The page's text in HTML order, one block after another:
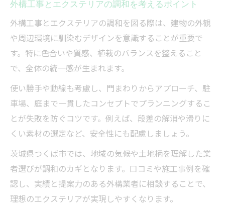
外構工事とエクステリアの調和を考えるポイント
外構工事とエクステリアの調和を図る際は、建物の外観
や周辺環境に馴染むデザインを意識することが重要で
す。特に色合いや質感、植栽のバランスを整えること
で、全体の統一感が生まれます。
使い勝手や動線も考慮し、門まわりからアプローチ、駐
車場、庭まで一貫したコンセプトでプランニングするこ
とが失敗を防ぐコツです。例えば、段差の解消や滑りに
くい素材の選定など、安全性にも配慮しましょう。
茨城県つくば市では、地域の気候や土地柄を理解した業
者選びが調和のカギとなります。口コミや施工事例を確
認し、実績と提案力のある外構業者に相談することで、
理想のエクステリアが実現しやすくなります。